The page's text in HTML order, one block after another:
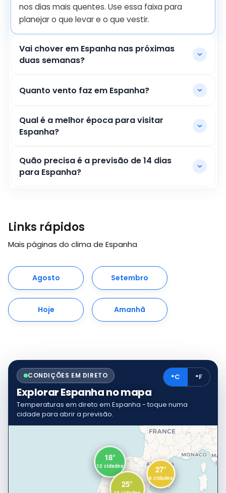
nos dias mais quentes. Use essa faixa para
planejar o que levar e o que vestir.
Vai chover em Espanha nas próximas
duas semanas?
Quanto vento faz em Espanha?
Qual é a melhor época para visitar
Espanha?
Quão precisa é a previsão de 14 dias
para Espanha?
Links rápidos
Mais páginas do clima de Espanha
Agosto Setembro
Hoje Amanhã
CONDIÇÕES EM DIRETO
Explorar Espanha no mapa
Temperaturas em direto em Espanha - toque numa
cidade para abrir a previsão.
27°
6 cidades
18°
12 cidades
25°
°C °F